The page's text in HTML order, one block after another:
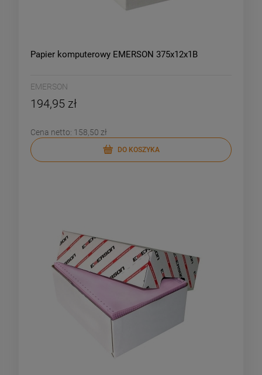
Papier komputerowy EMERSON 375x12x1B
EMERSON
194,95 zł
Cena netto: 158,50 zł
DO KOSZYKA